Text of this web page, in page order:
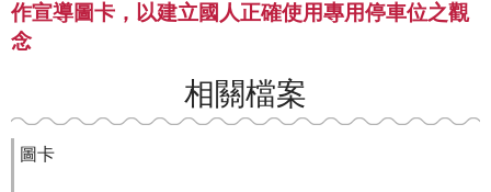
作宣導圖卡，以建立國人正確使用專用停車位之觀
念
相關檔案
圖卡